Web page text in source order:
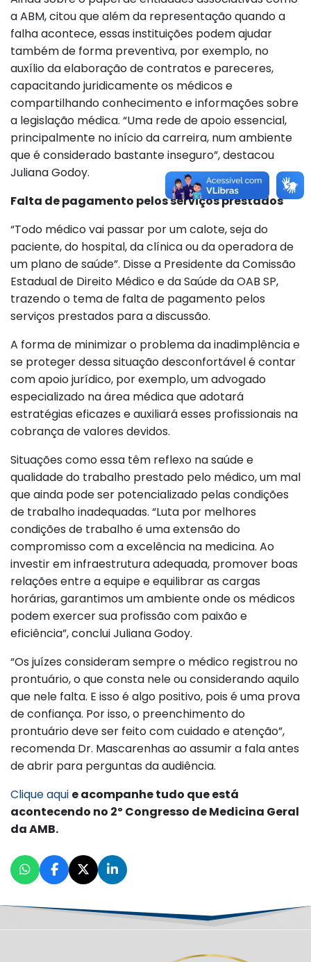
a ABM, citou que além da representação quando a
falha acontece, essas instituições podem ajudar
também de forma preventiva, por exemplo, no
auxílio da elaboração de contratos e pareceres,
capacitando juridicamente os médicos e
compartilhando conhecimento e informações sobre
a legislação médica. “Uma rede de apoio essencial,
principalmente no início da carreira, num ambiente
que é considerado bastante inseguro”, destacou
Juliana Godoy.
Falta de pagamento pelos serviços prestados
“Todo médico vai passar por um calote, seja do
paciente, do hospital, da clínica ou da operadora de
um plano de saúde”. Disse a Presidente da Comissão
Estadual de Direito Médico e da Saúde da OAB SP,
trazendo o tema de falta de pagamento pelos
serviços prestados para a discussão.
A forma de minimizar o problema da inadimplência e
se proteger dessa situação desconfortável é contar
com apoio jurídico, por exemplo, um advogado
especializado na área médica que adotará
estratégias eficazes e auxiliará esses profissionais na
cobrança de valores devidos.
Situações como essa têm reflexo na saúde e
qualidade do trabalho prestado pelo médico, um mal
que ainda pode ser potencializado pelas condições
de trabalho inadequadas. “Luta por melhores
condições de trabalho é uma extensão do
compromisso com a excelência na medicina. Ao
investir em infraestrutura adequada, promover boas
relações entre a equipe e equilibrar as cargas
horárias, garantimos um ambiente onde os médicos
podem exercer sua profissão com paixão e
eficiência”, conclui Juliana Godoy.
“Os juízes consideram sempre o médico registrou no
prontuário, o que consta nele ou considerando aquilo
que nele falta. E isso é algo positivo, pois é uma prova
de confiança. Por isso, o preenchimento do
prontuário deve ser feito com cuidado e atenção”,
recomenda Dr. Mascarenhas ao assumir a fala antes
de abrir para perguntas da audiência.
Clique aqui e acompanhe tudo que está
acontecendo no 2º Congresso de Medicina Geral
da AMB.